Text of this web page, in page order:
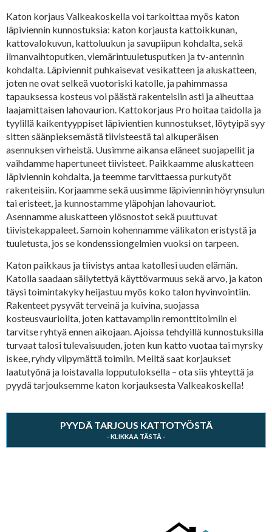
Katon korjaus Valkeakoskella voi tarkoittaa myös katon
läpiviennin kunnostuksia: katon korjausta kattoikkunan,
kattovalokuvun, kattoluukun ja savupiipun kohdalta, sekä
ilmanvaihtoputken, viemärintuuletusputken ja tv-antennin
kohdalta. Läpiviennit puhkaisevat vesikatteen ja aluskatteen,
joten ne ovat selkeä vuotoriski katolle, ja pahimmassa
tapauksessa kosteus voi päästä rakenteisiin asti ja aiheuttaa
laajamittaisen lahovaurion. Kattokorjaus Pro hoitaa taidolla ja
tyylillä kaikentyyppiset läpivientien kunnostukset, löytyipä syy
sitten säänpieksemästä tiivisteestä tai alkuperäisen
asennuksen virheistä. Uusimme aikansa eläneet suojapellit ja
vaihdamme hapertuneet tiivisteet. Paikkaamme aluskatteen
läpiviennin kohdalta, ja teemme tarvittaessa purkutyöt
rakenteisiin. Korjaamme sekä uusimme läpiviennin höyrynsulun
tai eristeet, ja kunnostamme yläpohjan lahovauriot.
Asennamme aluskatteen ylösnostot sekä puuttuvat
tiivistekappaleet. Samoin kohennamme välikaton eristystä ja
tuuletusta, jos se kondenssiongelmien vuoksi on tarpeen.
Katon paikkaus ja tiivistys antaa katollesi uuden elämän.
Katolla saadaan säilytettyä käyttövarmuus sekä arvo, ja katon
täysi toimintakyky heijastuu myös koko talon hyvinvointiin.
Rakenteet pysyvät terveinä ja kuivina, suojassa
kosteusvaurioilta, joten kattavampiin remonttitoimiin ei
tarvitse ryhtyä ennen aikojaan. Ajoissa tehdyillä kunnostuksilla
turvaat talosi tulevaisuuden, joten kun katto vuotaa tai myrsky
iskee, ryhdy viipymättä toimiin. Meiltä saat korjaukset
laatutyönä ja loistavalla lopputuloksella – ota siis yhteyttä ja
pyydä tarjouksemme katon korjauksesta Valkeakoskella!
PYYDÄ TARJOUS KATTOTYÖSTÄ